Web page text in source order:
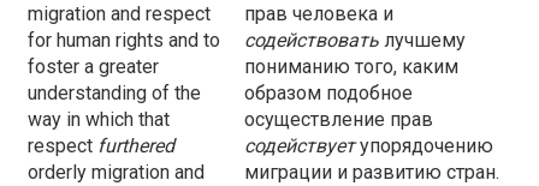
migration and respect
for human rights and to
foster a greater
understanding of the
way in which that
respect furthered
orderly migration and
прав человека и
содействовать лучшему
пониманию того, каким
образом подобное
осуществление прав
содействуетупорядочению
миграции и развитию стран.